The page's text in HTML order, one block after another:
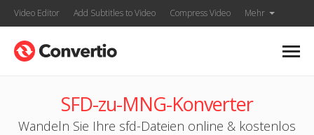
Video Editor Add Subtitles to Video Compress Video Mehr
SFD-zu-MNG-Konverter
Wandeln Sie Ihre sfd-Dateien online & kostenlos